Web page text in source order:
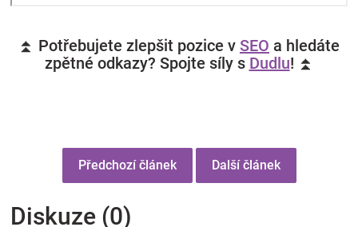
⏫ Potřebujete zlepšit pozice v SEO a hledáte
zpětné odkazy? Spojte síly s Dudlu! ⏫
Předchozí článek Další článek
Diskuze (0)